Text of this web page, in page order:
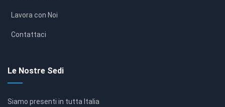
Lavora con Noi
Contattaci
Le Nostre Sedi
Siamo presenti in tutta Italia